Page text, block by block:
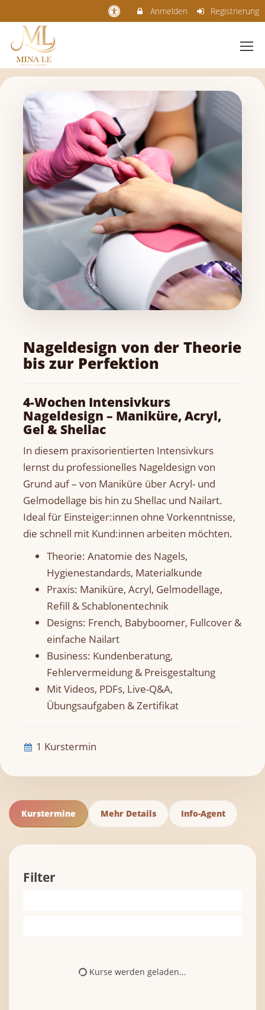
Anmelden Registrierung
Nageldesign von der Theorie
bis zur Perfektion
4-Wochen Intensivkurs
Nageldesign – Maniküre, Acryl,
Gel & Shellac
In diesem praxisorientierten Intensivkurs
lernst du professionelles Nageldesign von
Grund auf – von Maniküre über Acryl- und
Gelmodellage bis hin zu Shellac und Nailart.
Ideal für Einsteiger:innen ohne Vorkenntnisse,
die schnell mit Kund:innen arbeiten möchten.
Theorie: Anatomie des Nagels,
Hygienestandards, Materialkunde
Praxis: Maniküre, Acryl, Gelmodellage,
Refill & Schablonentechnik
Designs: French, Babyboomer, Fullcover &
einfache Nailart
Business: Kundenberatung,
Fehlervermeidung & Preisgestaltung
Mit Videos, PDFs, Live-Q&A,
Übungsaufgaben & Zertifikat
1 Kurstermin
Kurstermine Mehr Details Info-Agent
Filter
Kurse werden geladen...